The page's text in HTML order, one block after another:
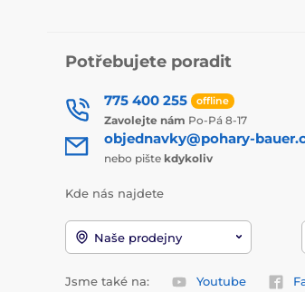
Potřebujete poradit
775 400 255 offline
Zavolejte nám Po-Pá 8-17
objednavky@pohary-
nebo pište kdykoliv
Kde nás najdete
Naše prodejny
Jsme také na: Youtube